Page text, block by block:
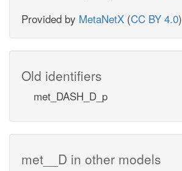
Provided by MetaNetX (CC BY 4.0)
Old identifiers
met_DASH_D_p
met__D in other models